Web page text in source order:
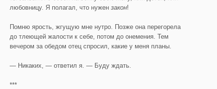
любовницу. Я полагал, что нужен закон!
Помню ярость, жгущую мне нутро. Позже она перегорела
до тлеющей жалости к себе, потом до онемения. Тем
вечером за обедом отец спросил, какие у меня планы.
— Никаких, — ответил я. — Буду ждать.
***